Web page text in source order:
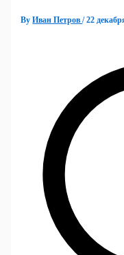
ByИван Петров/22